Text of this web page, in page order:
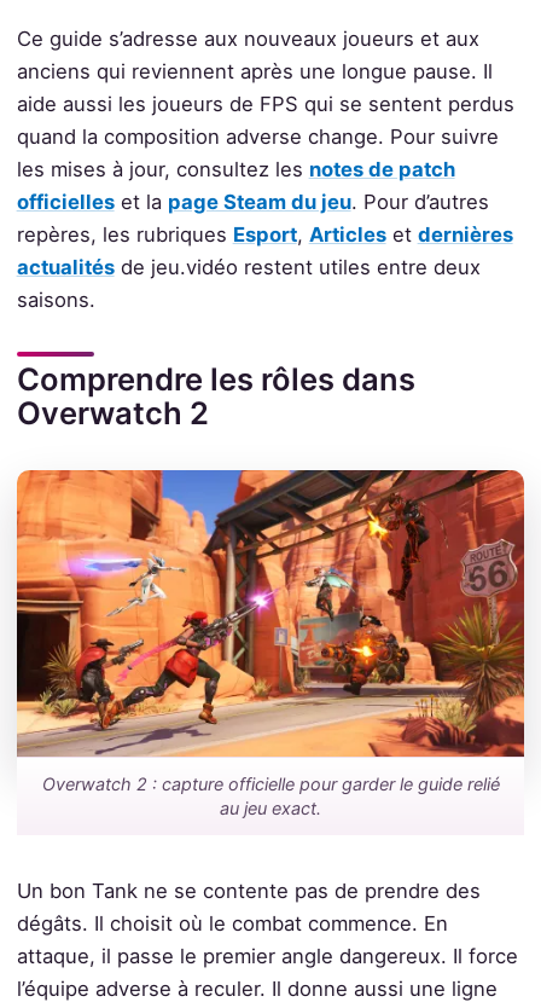
Ce guide s’adresse aux nouveaux joueurs et aux
anciens qui reviennent après une longue pause. Il
aide aussi les joueurs de FPS qui se sentent perdus
quand la composition adverse change. Pour suivre
les mises à jour, consultez les notes de patch
officielleset la page Steam du jeu. Pour d’autres
repères, les rubriques Esport, Articleset dernières
actualitésde jeu.vidéo restent utiles entre deux
saisons.
Comprendre les rôles dans
Overwatch 2
Overwatch 2 : capture officielle pour garder le guide relié
au jeu exact.
Un bon Tank ne se contente pas de prendre des
dégâts. Il choisit où le combat commence. En
attaque, il passe le premier angle dangereux. Il force
l’équipe adverse à reculer. Il donne aussi une ligne